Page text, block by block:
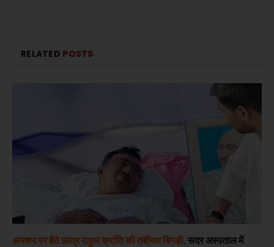
RELATED POSTS
अनशन पर बैठे छात्र राहुल क्रांति की तबीयत बिगड़ी, सदर अस्पताल में